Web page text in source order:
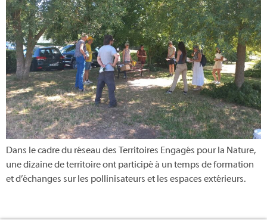
Dans le cadre du réseau des Territoires Engagés pour la Nature,
une dizaine de territoire ont participé à un temps de formation
et d’échanges sur les pollinisateurs et les espaces extérieurs.